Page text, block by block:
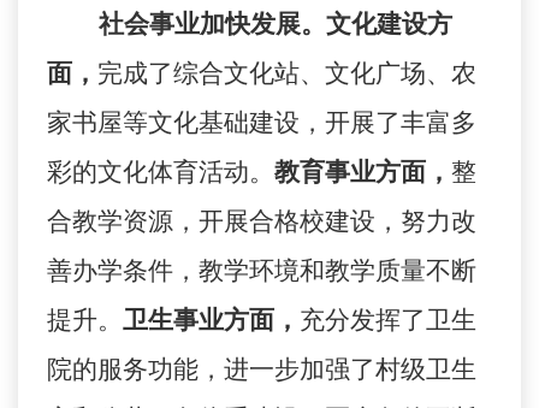
社会事业加快发展。 文化建设方
面， 完成了综合文化站、文化广场、农
家书屋等文化基础建设，开展了丰富多
彩的文化体育活动。 教育事业方面， 整
合教学资源，开展合格校建设，努力改
善办学条件，教学环境和教学质量不断
提升。 卫生事业方面， 充分发挥了卫生
院的服务功能，进一步加强了村级卫生